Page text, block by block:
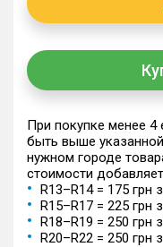
При покупке менее
быть выше
нужном городе
стоимости
R13–R14 = 175 грн
R15–R17 = 225 грн
R18–R19 = 250 грн
R20–R22 = 250 грн